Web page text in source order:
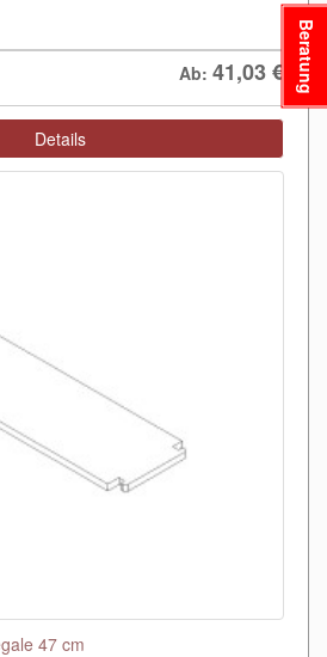
Ab: 41,03€
Details
47 cm
Beratung